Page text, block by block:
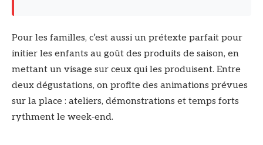
Pour les familles, c’est aussi un prétexte parfait pour
initier les enfants au goût des produits de saison, en
mettant un visage sur ceux qui les produisent. Entre
deux dégustations, on profite des animations prévues
sur la place : ateliers, démonstrations et temps forts
rythment le week‑end.